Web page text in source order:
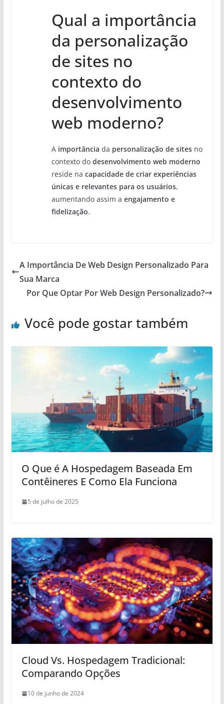
Qual a importância
da personalização
de sites no
contexto do
desenvolvimento
web moderno?
A importância da personalização de sitesno
contexto do desenvolvimento web moderno
reside na capacidade de criar experiências
únicas e relevantes para os usuários,
aumentando assim a engajamento e
fidelização.
A Importância De Web Design Personalizado Para
Sua Marca
Por Que Optar Por Web Design Personalizado?
Você pode gostar também
O Que é A Hospedagem Baseada Em
Contêineres E Como Ela Funciona
5 de julho de 2025
Cloud Vs. Hospedagem Tradicional:
Comparando Opções
10 de junho de 2024